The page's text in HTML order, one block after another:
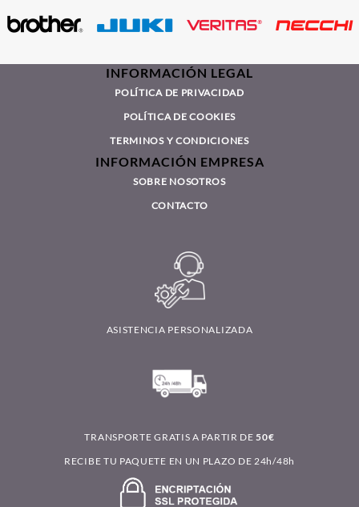
INFORMACIÓN LEGAL
POLÍTICA DE PRIVACIDAD
POLÍTICA DE COOKIES
TERMINOS Y CONDICIONES
INFORMACIÓN EMPRESA
SOBRE NOSOTROS
CONTACTO
ASISTENCIA PERSONALIZADA
TRANSPORTE GRATIS A PARTIR DE50€
RECIBE TU PAQUETE EN UN PLAZO DE 24h/48h